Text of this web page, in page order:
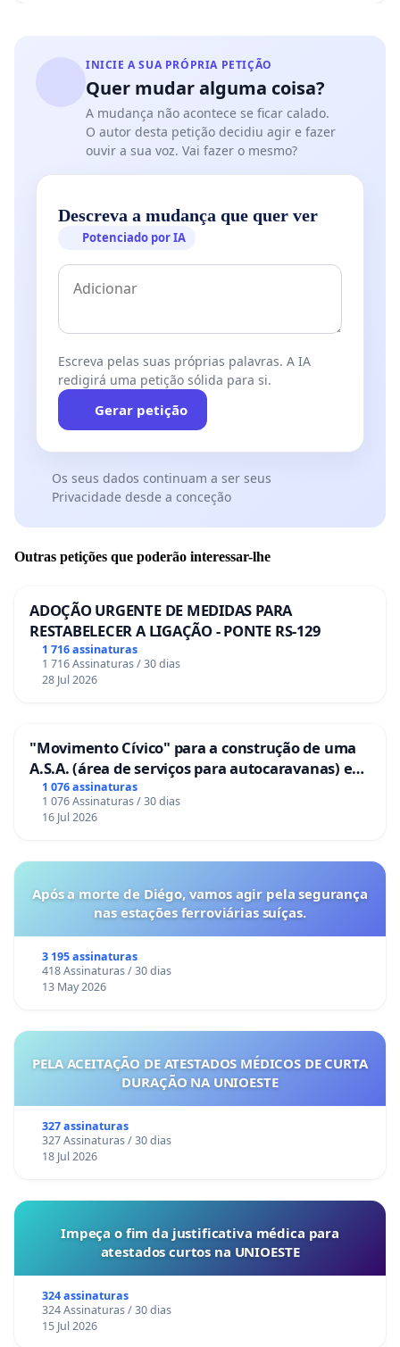
INICIE A SUA PRÓPRIA PETIÇÃO
Quer mudar alguma coisa?
A mudança não acontece se ficar calado.
O autor desta petição decidiu agir e fazer
ouvir a sua voz. Vai fazer o mesmo?
Descreva a mudança que quer ver
Potenciado por IA
Escreva pelas suas próprias palavras. A IA
redigirá uma petição sólida para si.
Gerar petição
Os seus dados continuam a ser seus
Privacidade desde a conceção
Outras petições que poderão interessar-lhe
ADOÇÃO URGENTE DE MEDIDAS PARA
RESTABELECER A LIGAÇÃO - PONTE RS-129
1 716 assinaturas
1 716 Assinaturas / 30 dias
28 Jul 2026
"Movimento Cívico" para a construção de uma
A.S.A. (área de serviços para autocaravanas) em
Coimbra
1 076 assinaturas
1 076 Assinaturas / 30 dias
16 Jul 2026
Após a morte de Diégo, vamos agir pela segurança
nas estações ferroviárias suíças.
3 195 assinaturas
418 Assinaturas / 30 dias
13 May 2026
PELA ACEITAÇÃO DE ATESTADOS MÉDICOS DE CURTA
DURAÇÃO NA UNIOESTE
327 assinaturas
327 Assinaturas / 30 dias
18 Jul 2026
Impeça o fim da justificativa médica para
atestados curtos na UNIOESTE
324 assinaturas
324 Assinaturas / 30 dias
15 Jul 2026